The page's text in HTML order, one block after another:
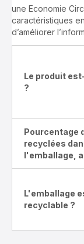
une Economie
caractéristiques
d’améliorer
Le produit
?
Pourcentage
recyclées
l'emballage,
L'emballage
recyclable ?